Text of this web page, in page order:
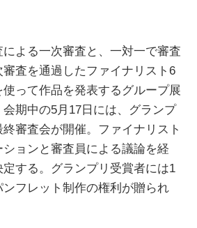
よる一次審査と、一対一で審査
査を通過したファイナリスト6
って作品を発表するグループ展
期中の5月17日には、グランプ
審査会が開催。ファイナリスト
ョンと審査員による議論を経
する。グランプリ受賞者には1
フレット制作の権利が贈られ